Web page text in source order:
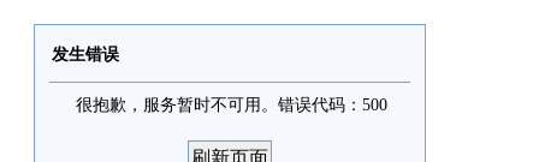
发生错误
很抱歉，服务暂时不可用。错误代码：500